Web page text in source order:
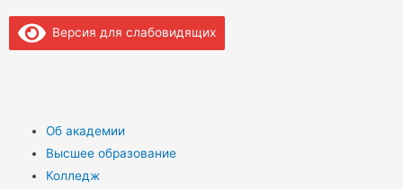
Версия для слабовидящих
Об академии
Высшее образование
Колледж